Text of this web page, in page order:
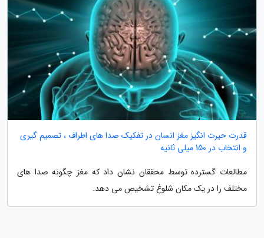
قدرت حیرت انگیز مغز انسان در تفکیک صدا های اطراف ، تصمیم گیری
و انتخاب در 150 میلی ثانیه
مطالعات گسترده توسط محققان نشان داد که مغز چگونه صدا های
مختلف را در یک مکان شلوغ تشخیص می دهد.